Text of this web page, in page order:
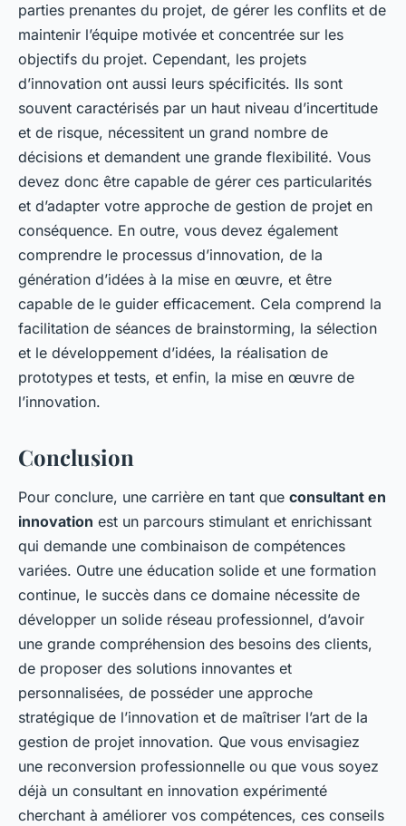
parties prenantes du projet, de gérer les conflits et de
maintenir l’équipe motivée et concentrée sur les
objectifs du projet. Cependant, les projets
d’innovation ont aussi leurs spécificités. Ils sont
souvent caractérisés par un haut niveau d’incertitude
et de risque, nécessitent un grand nombre de
décisions et demandent une grande flexibilité. Vous
devez donc être capable de gérer ces particularités
et d’adapter votre approche de gestion de projet en
conséquence. En outre, vous devez également
comprendre le processus d’innovation, de la
génération d’idées à la mise en œuvre, et être
capable de le guider efficacement. Cela comprend la
facilitation de séances de brainstorming, la sélection
et le développement d’idées, la réalisation de
prototypes et tests, et enfin, la mise en œuvre de
l’innovation.
Conclusion
Pour conclure, une carrière en tant que consultant en
innovation est un parcours stimulant et enrichissant
qui demande une combinaison de compétences
variées. Outre une éducation solide et une formation
continue, le succès dans ce domaine nécessite de
développer un solide réseau professionnel, d’avoir
une grande compréhension des besoins des clients,
de proposer des solutions innovantes et
personnalisées, de posséder une approche
stratégique de l’innovation et de maîtriser l’art de la
gestion de projet innovation. Que vous envisagiez
une reconversion professionnelle ou que vous soyez
déjà un consultant en innovation expérimenté
cherchant à améliorer vos compétences, ces conseils